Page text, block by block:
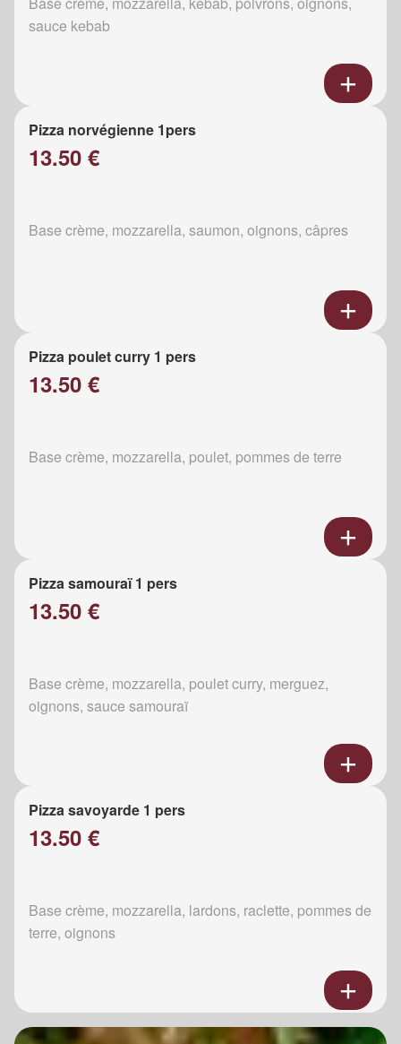
sauce kebab
Pizza norvégienne 1pers
13.50 €
Base crème, mozzarella, saumon, oignons, câpres
Pizza poulet curry 1 pers
13.50 €
Base crème, mozzarella, poulet, pommes de terre
Pizza samouraï 1 pers
13.50 €
Base crème, mozzarella, poulet curry, merguez,
oignons, sauce samouraï
Pizza savoyarde 1 pers
13.50 €
Base crème, mozzarella, lardons, raclette, pommes de
terre, oignons